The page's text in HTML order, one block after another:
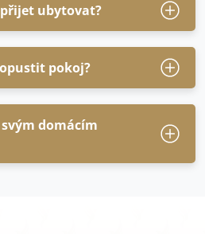
ubytovat?
pokoj?
domácím